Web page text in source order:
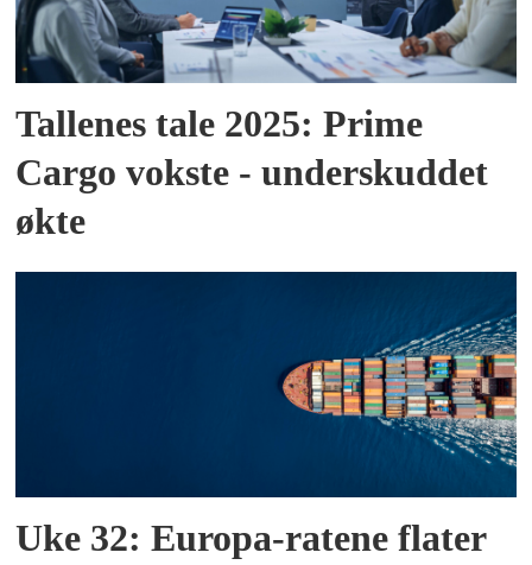
Tallenes tale 2025: Prime
Cargo vokste - underskuddet
økte
Uke 32: Europa-ratene flater